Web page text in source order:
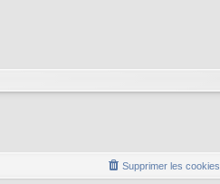
Supprimer les cookies